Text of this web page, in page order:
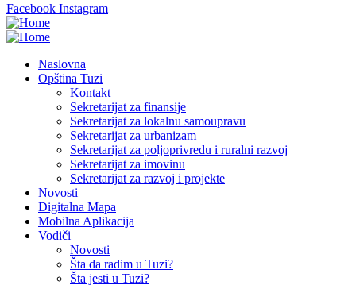
Facebook Instagram
Naslovna
Opština Tuzi
Kontakt
Sekretarijat za finansije
Sekretarijat za lokalnu samoupravu
Sekretarijat za urbanizam
Sekretarijat za poljoprivredu i ruralni razvoj
Sekretarijat za imovinu
Sekretarijat za razvoj i projekte
Novosti
Digitalna Mapa
Mobilna Aplikacija
Vodiči
Novosti
Šta da radim u Tuzi?
Šta jesti u Tuzi?